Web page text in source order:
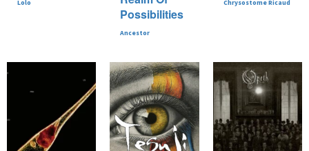
Lolo
Possibilities
Ancestor
Chrysostome Ricaud